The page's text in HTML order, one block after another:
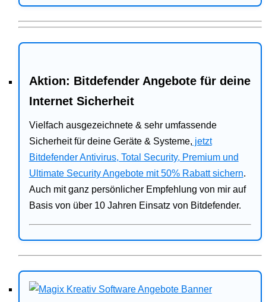
Ratgeber
Aktion: Bitdefender Angebote für deine
Internet Sicherheit
Vielfach ausgezeichnete & sehr umfassende
Sicherheit für deine Geräte & Systeme, jetzt
Bitdefender Antivirus, Total Security, Premium und
Ultimate Security Angebote mit 50% Rabatt sichern.
Auch mit ganz persönlicher Empfehlung von mir auf
Basis von über 10 Jahren Einsatz von Bitdefender.